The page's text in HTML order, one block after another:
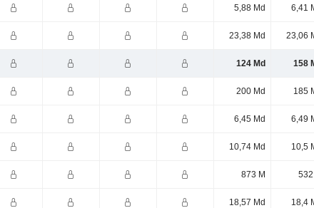
5,88 Md 6,41
23,38 Md 23,06
124 Md 158
200 Md 185
6,45 Md 6,49
10,74 Md 10,5
873 M 532
18,57 Md 18,4